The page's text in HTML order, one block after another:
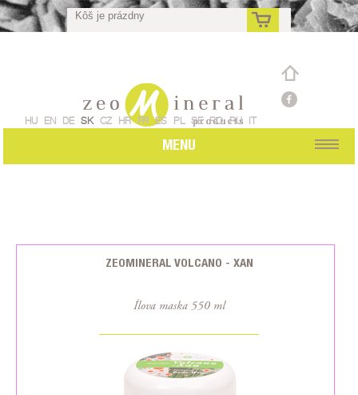
Kôš je prázdny
sk
HU EN DE SK CZ HR FR ES PL SE RO RU IT
MENU
ZEOMINERAL VOLCANO - XAN
Ílova maska 550 ml